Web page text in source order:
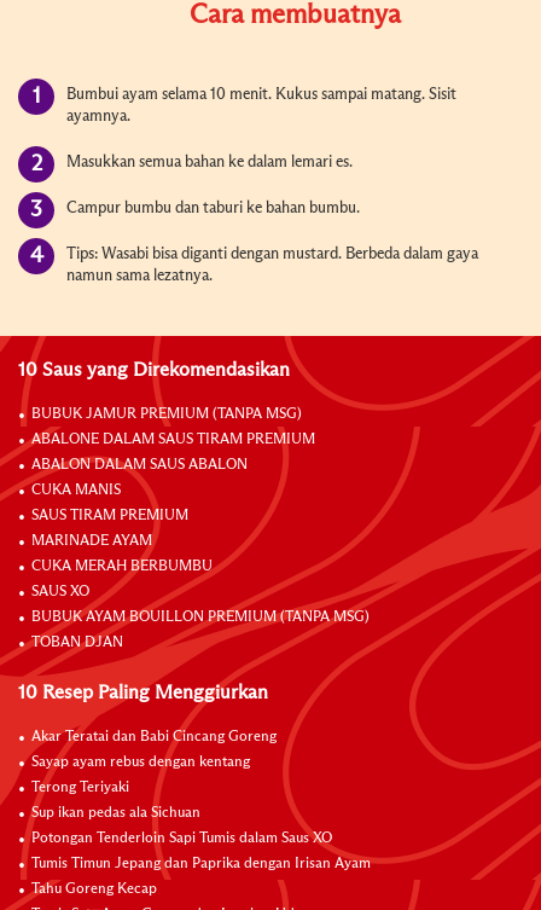
Cara membuatnya
Bumbui ayam selama 10 menit. Kukus sampai matang. Sisit
ayamnya.
Masukkan semua bahan ke dalam lemari es.
Campur bumbu dan taburi ke bahan bumbu.
Tips: Wasabi bisa diganti dengan mustard. Berbeda dalam gaya
namun sama lezatnya.
10 Saus yang Direkomendasikan
BUBUK JAMUR PREMIUM (TANPA MSG)
ABALONE DALAM SAUS TIRAM PREMIUM
ABALON DALAM SAUS ABALON
CUKA MANIS
SAUS TIRAM PREMIUM
MARINADE AYAM
CUKA MERAH BERBUMBU
SAUS XO
BUBUK AYAM BOUILLON PREMIUM (TANPA MSG)
TOBAN DJAN
10 Resep Paling Menggiurkan
Akar Teratai dan Babi Cincang Goreng
Sayap ayam rebus dengan kentang
Terong Teriyaki
Sup ikan pedas ala Sichuan
Potongan Tenderloin Sapi Tumis dalam Saus XO
Tumis Timun Jepang dan Paprika dengan Irisan Ayam
Tahu Goreng Kecap